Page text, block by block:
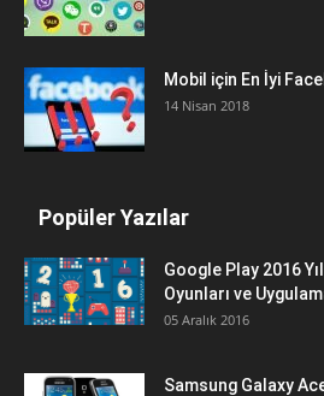
Mobil için En İyi
14 Nisan 2018
Popüler Yazılar
Google Play 2016
Oyunları ve
05 Aralık 2016
Samsung Galaxy